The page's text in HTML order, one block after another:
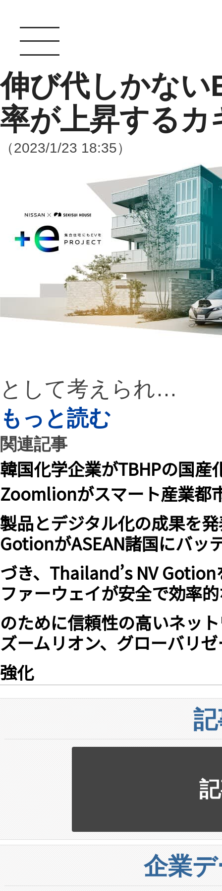
伸び代しかな
率が上昇するカ
（2023/1/23 18:35）
として考えられ…
もっと読む
関連記事
韓国化学企業がTBHPの国
Zoomlionがスマート産業都
製品とデジタル化の成果を
GotionがASEAN諸国にバッ
づき、Thailand’s NV Gotion
ファーウェイが安全で効率
のために信頼性の高いネッ
ズームリオン、グローバリ
強化
企業